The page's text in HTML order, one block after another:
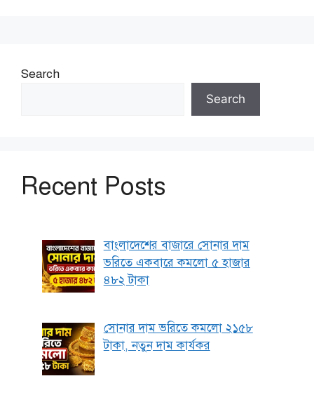
Search
Search
Recent Posts
বাংলাদেশের বাজারে সোনার দাম
ভরিতে একবারে কমলো ৫ হাজার
৪৮২ টাকা
সোনার দাম ভরিতে কমলো ২১৫৮
টাকা, নতুন দাম কার্যকর